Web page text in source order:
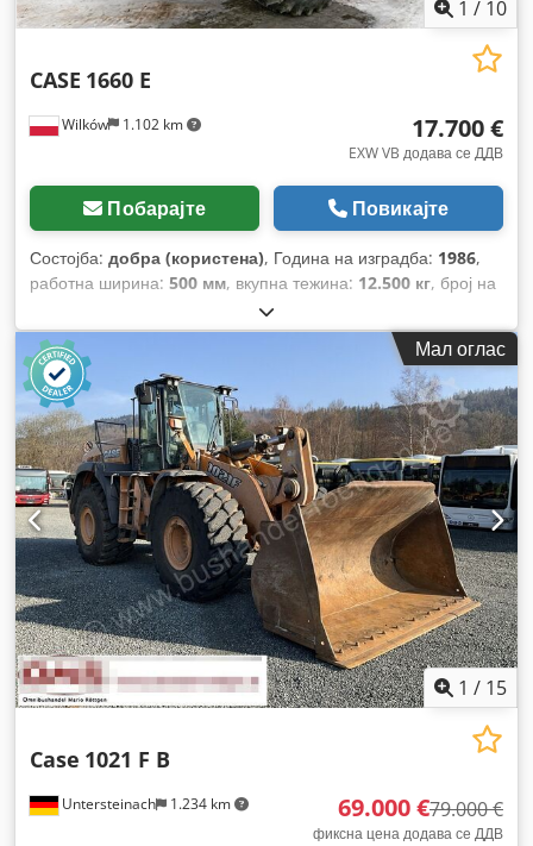
1 / 10
Wilków 1.102 km
CASE 1660 E
17.700 €
EXW VB додава се ДДВ
Побарајте Повикајте
Состојба: добра (користена), Година на изградба: 1986,
работна ширина: 500 мм, вкупна тежина: 12.500 кг, број на
Мал оглас
1 / 15
Untersteinach 1.234 km
Case 1021 F B
69.000 €79.000 €
фиксна цена додава се ДДВ